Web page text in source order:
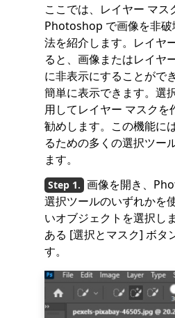
ここでは、レイヤー マス
Photoshop で画像を非
法を紹介します。レイヤ
ると、画像またはレイヤ
に非表示にすることがで
簡単に表示できます。選
用してレイヤー マスクを
勧めします。この機能に
るための多くの選択ツー
ます。
画像を開き、
選択ツールのいずれかを
いオブジェクトを選択し
ある [選択とマスク] ボタ
す。